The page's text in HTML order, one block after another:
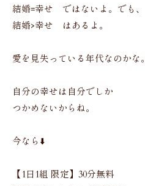
結婚=幸せ ではないよ。でも、
結婚>幸せ はあるよ。
愛を見失っている年代なのかな。
自分の幸せは自分でしか
つかめないからね。
今なら⬇️
【1日1組 限定】30分無料